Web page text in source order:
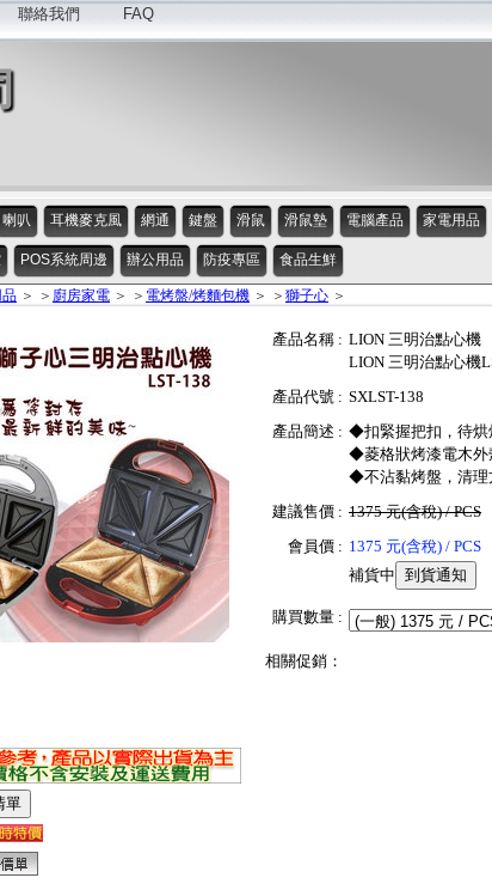
聯絡我們 FAQ
喇叭 耳機麥克風 網通 鍵盤 滑鼠 滑鼠墊 電腦產品 家電用品
POS系統周邊 辦公用品 防疫專區 食品生鮮
＞ ＞ 廚房家電 ＞ ＞ 電烤盤/烤麵包機 ＞ ＞ 獅子心 ＞
產品名稱 : LION 三明治點心機
LION 三明治點心機
產品代號 : SXLST-138
產品簡述 : ◆扣緊握把扣，待烘
◆菱格狀烤漆電木外
◆不沾黏烤盤，清理
建議售價 : 1375 元(含稅) / PCS
會員價 : 1375 元(含稅) / PCS
補貨中
購買數量 :
相關促銷：